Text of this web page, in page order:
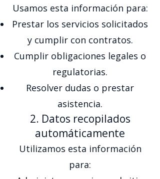
Usamos esta información para:
Prestar los servicios solicitados
y cumplir con contratos.
Cumplir obligaciones legales o
regulatorias.
Resolver dudas o prestar
asistencia.
2. Datos recopilados
automáticamente
Utilizamos esta información
para: